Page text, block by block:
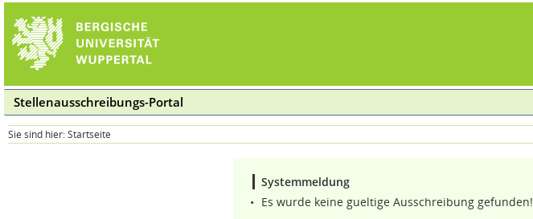
Stellenausschreibungs-Portal
Sie sind hier: Startseite
Systemmeldung
• Es wurde keine gueltige Ausschreibung gefunden!